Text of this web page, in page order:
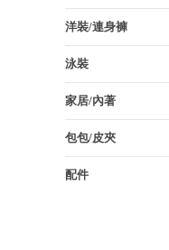
洋裝/連身褲
泳裝
家居/內著
包包/皮夾
配件